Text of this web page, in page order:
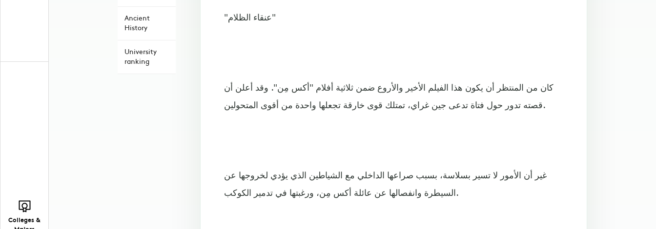
Colleges &
Ancient
History
University
ranking
"عنقاء الظلام"
كان من المنتظر أن يكون هذا الفيلم الأخير والأروع ضمن ثلاثية أفلام "أكس مِن". وقد أعلن أن
قصته تدور حول فتاة تدعى جين غراي، تمتلك قوى خارقة تجعلها واحدة من أقوى المتحولين.
غير أن الأمور لا تسير بسلاسة، بسبب صراعها الداخلي مع الشياطين الذي يؤدي لخروجها عن
السيطرة وانفصالها عن عائلة أكس مِن، ورغبتها في تدمير الكوكب.